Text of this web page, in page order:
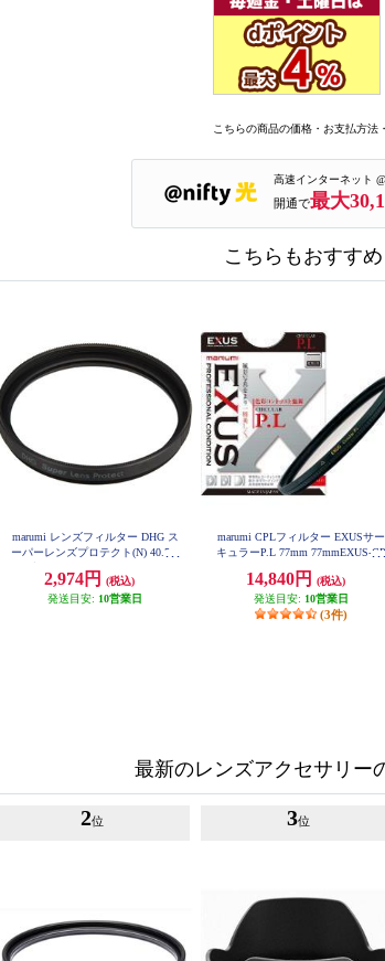
こちらの商品の価格・お支払方法
高速インターネット
開通で最大
こちらもおすすめ
marumi レンズフィルター DHG ス
ーパーレンズプロテクト(N) 40.5m
2,974円
(税込)
発送目安: 10営業日
marumi CPLフィルター EXUSサー
キュラーP.L 77mm 77mmEXUS-CP
14,840円
(税込)
発送目安: 10営業日
(3件)
最新のレンズアクセサリー
2位 3位